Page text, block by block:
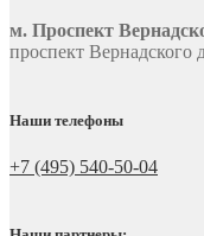
м. Проспект
проспект
Наши телефоны
+7 (495) 540-50-04